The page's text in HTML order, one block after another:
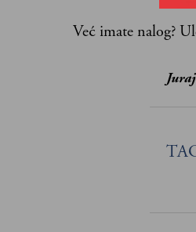
Već imate nalog?